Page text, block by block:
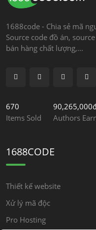
1688code - Chia sẻ mã
Source code đồ án,
bán hàng chất lượng,...
670
Items Sold
Authors
1688CODE
Thiết kế website
Xử lý mã độc
Pro Hosting